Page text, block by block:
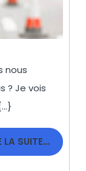
nous
? Je vois
LA SUITE…LIRE
LA